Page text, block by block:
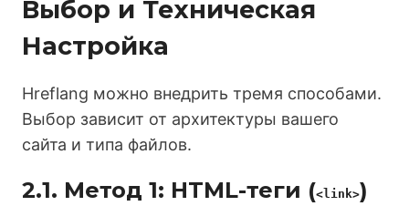
Выбор и Техническая
Настройка
Hreflang можно внедрить тремя способами.
Выбор зависит от архитектуры вашего
сайта и типа файлов.
2.1. Метод 1: HTML-теги (<link>)